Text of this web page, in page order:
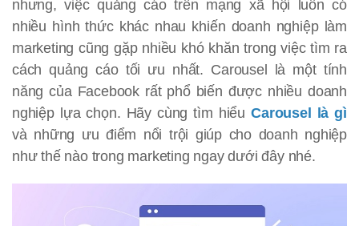
nhưng, việc quảng cáo trên mạng xã hội luôn có
nhiều hình thức khác nhau khiến doanh nghiệp làm
marketing cũng gặp nhiều khó khăn trong việc tìm ra
cách quảng cáo tối ưu nhất. Carousel là một tính
năng của Facebook rất phổ biến được nhiều doanh
nghiệp lựa chọn. Hãy cùng tìm hiểuCarousel là gì
và những ưu điểm nổi trội giúp cho doanh nghiệp
như thế nào trong marketing ngay dưới đây nhé.